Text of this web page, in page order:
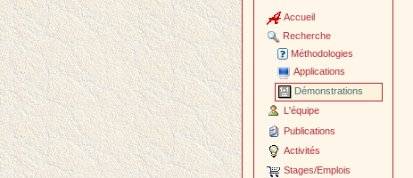
Accueil
Recherche
Méthodologies
Applications
Démonstrations
L'équipe
Publications
Activités
Stages/Emplois